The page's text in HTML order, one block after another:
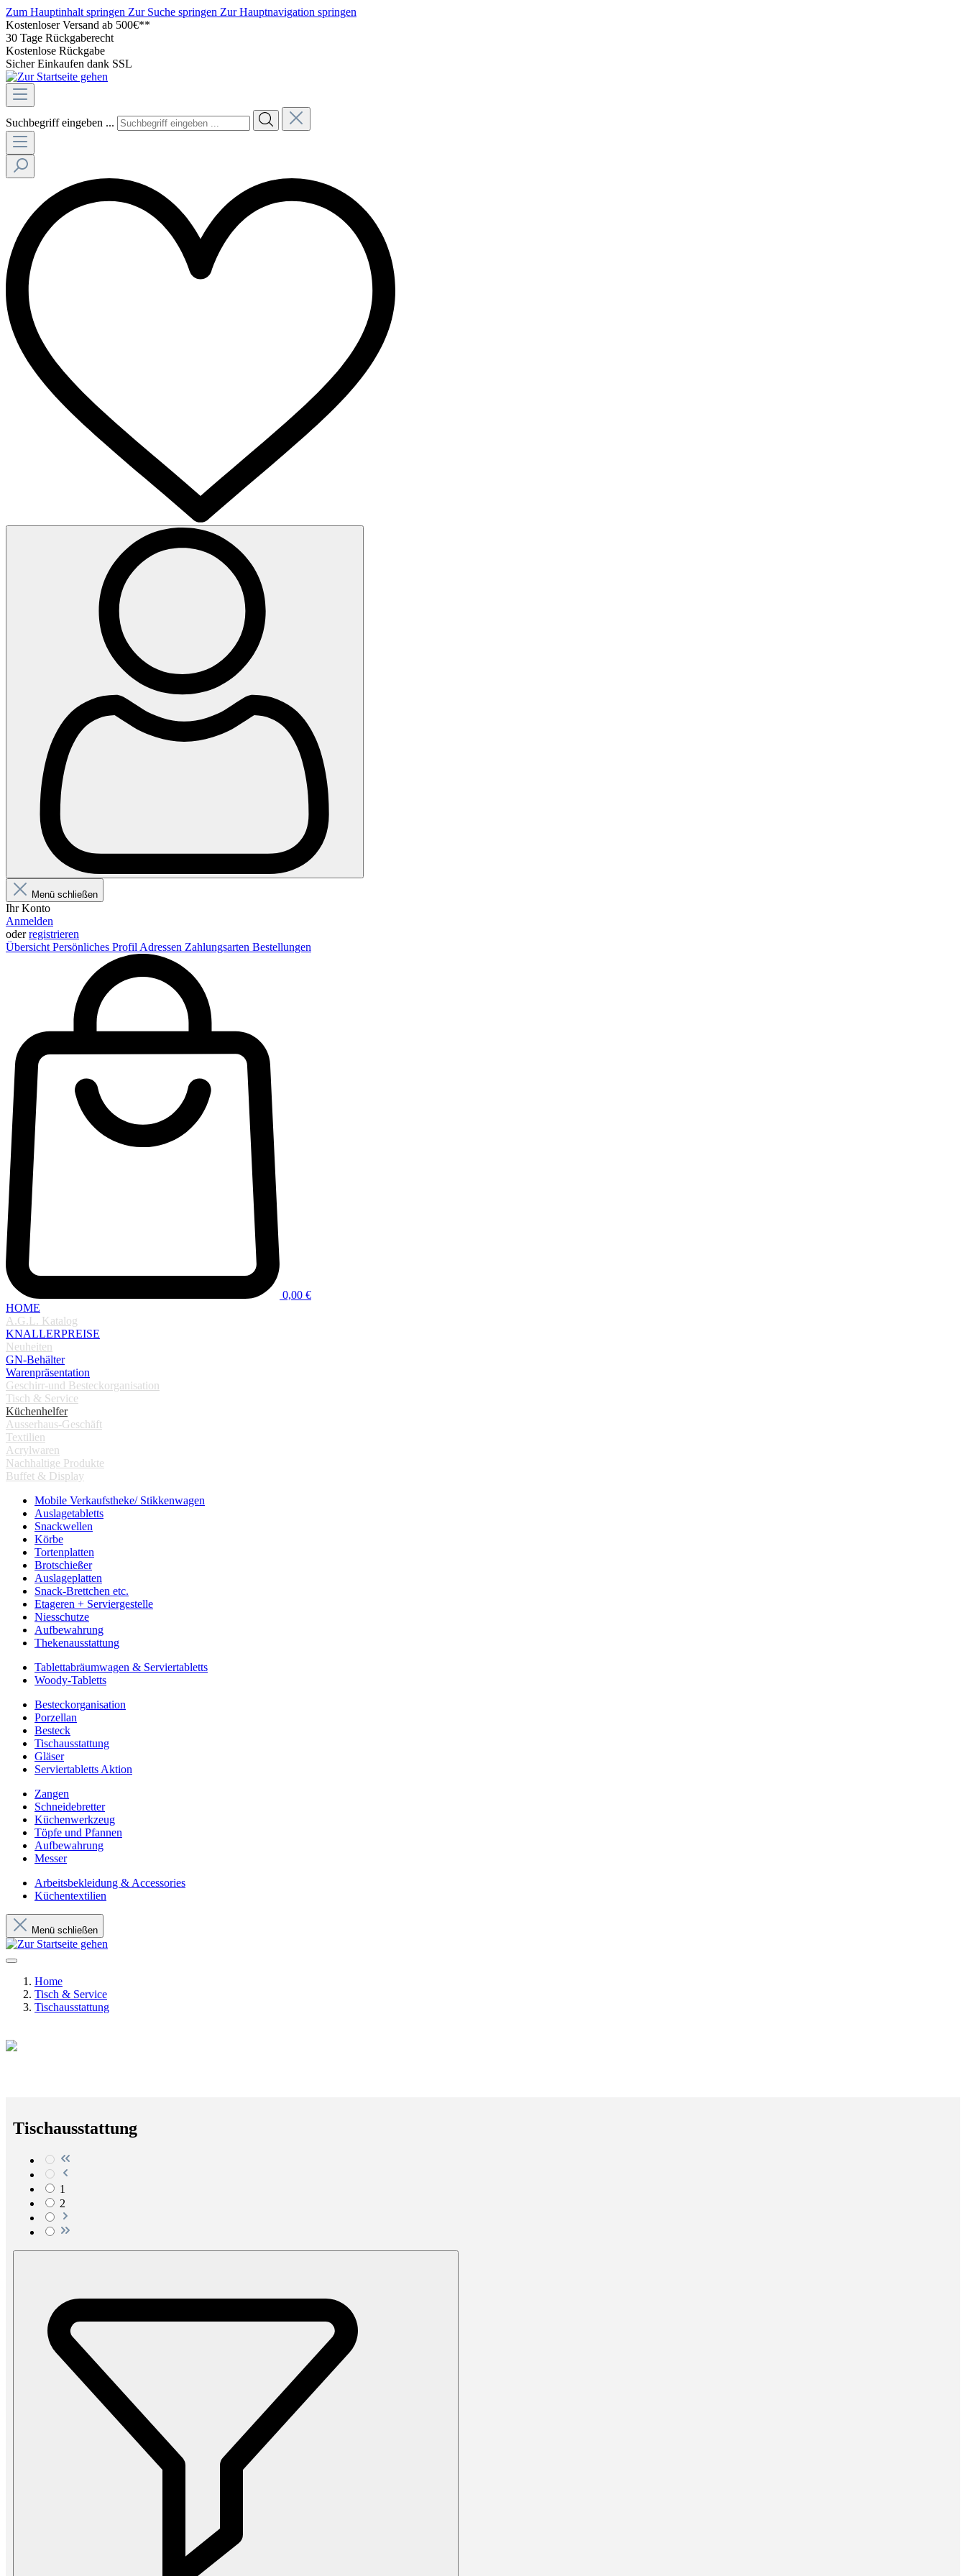
Zum Hauptinhalt springen Zur Suche springen Zur Hauptnavigation springen
Kostenloser Versand ab 500€**
30 Tage Rückgaberecht
Kostenlose Rückgabe
Sicher Einkaufen dank SSL
Suchbegriff eingeben ...
Menü schließen
Ihr Konto
Anmelden
oderregistrieren
Übersicht Persönliches Profil Adressen Zahlungsarten Bestellungen
0,00 €
HOME
A.G.L. Katalog
KNALLERPREISE
Neuheiten
GN-Behälter
Warenpräsentation
Geschirr-und Besteckorganisation
Tisch & Service
Küchenhelfer
Ausserhaus-Geschäft
Textilien
Acrylwaren
Nachhaltige Produkte
Buffet & Display
Mobile Verkaufstheke/ Stikkenwagen
Auslagetabletts
Snackwellen
Körbe
Tortenplatten
Brotschießer
Auslageplatten
Snack-Brettchen etc.
Etageren + Serviergestelle
Niesschutze
Aufbewahrung
Thekenausstattung
Tablettabräumwagen & Serviertabletts
Woody-Tabletts
Besteckorganisation
Porzellan
Besteck
Tischausstattung
Gläser
Serviertabletts Aktion
Zangen
Schneidebretter
Küchenwerkzeug
Töpfe und Pfannen
Aufbewahrung
Messer
Arbeitsbekleidung & Accessories
Küchentextilien
Menü schließen
Home
Tisch & Service
Tischausstattung
Tischausstattung
1
2